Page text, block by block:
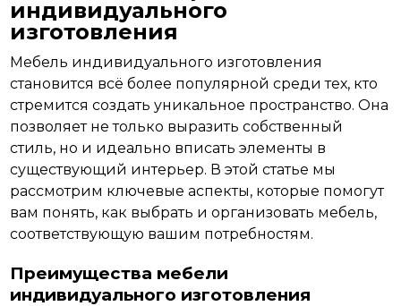
индивидуального
изготовления
Мебель индивидуального изготовления
становится всё более популярной среди тех, кто
стремится создать уникальное пространство. Она
позволяет не только выразить собственный
стиль, но и идеально вписать элементы в
существующий интерьер. В этой статье мы
рассмотрим ключевые аспекты, которые помогут
вам понять, как выбрать иорганизовать мебель,
соответствующую вашим потребностям.
Преимущества мебели
индивидуального изготовления